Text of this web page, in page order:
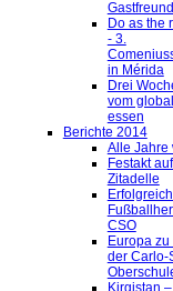
Do as the
- 3.
in Mérida
Drei
vom
essen
Berichte 2014
Alle Jahre
Festakt
Zitadelle
CSO
Europa zu
der Carlo-
Kirgistan